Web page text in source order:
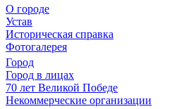
О городе
Устав
Историческая справка
Фотогалерея
Город
Город в лицах
70 лет Великой Победе
Некоммерческие организации